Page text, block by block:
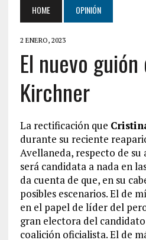
HOME OPINIÓN
2 ENERO, 2023
El nuevo
Kirchner
La rectificación que
durante su reciente
Avellaneda, respecto de su
será candidata a nada en
da cuenta de que, en su
posibles escenarios. El de
en el papel de líder del
gran electora del
coalición oficialista. El de